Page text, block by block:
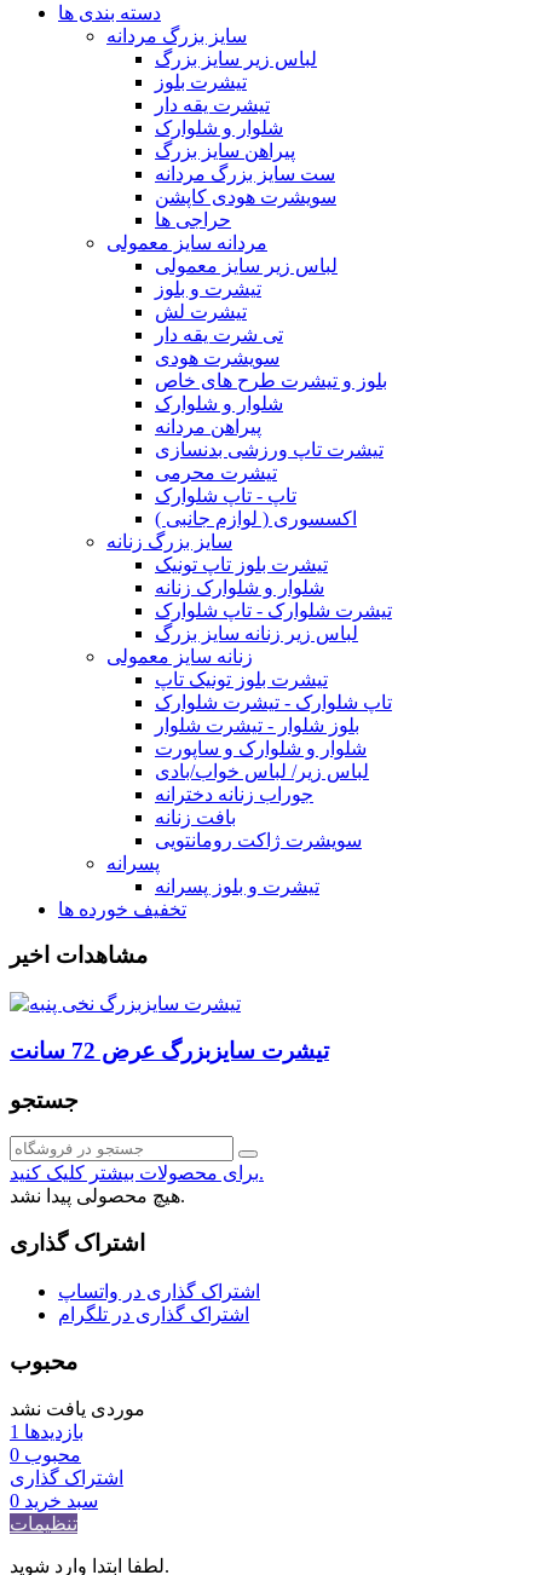
دسته بندی ها
سایز بزرگ مردانه
لباس زیر سایز بزرگ
تیشرت بلوز
تیشرت یقه دار
شلوار و شلوارک
پیراهن سایز بزرگ
ست سایز بزرگ مردانه
سویشرت هودی کاپشن
حراجی ها
مردانه سایز معمولی
لباس زیر سایز معمولی
تیشرت و بلوز
تیشرت لش
تی شرت یقه دار
سویشرت هودی
بلوز و تیشرت طرح های خاص
شلوار و شلوارک
پیراهن مردانه
تیشرت تاپ ورزشی بدنسازی
تیشرت محرمی
تاپ - تاپ شلوارک
اکسسوری ( لوازم جانبی )
سایز بزرگ زنانه
تیشرت بلوز تاپ تونیک
شلوار و شلوارک زنانه
تیشرت شلوارک - تاپ شلوارک
لباس زیر زنانه سایز بزرگ
زنانه سایز معمولی
تیشرت بلوز تونیک تاپ
تاپ شلوارک - تیشرت شلوارک
بلوز شلوار - تیشرت شلوار
شلوار و شلوارک و ساپورت
لباس زیر/ لباس خواب/بادی
جوراب زنانه دخترانه
بافت زنانه
سویشرت ژاکت رومانتویی
پسرانه
تیشرت و بلوز پسرانه
تخفیف خورده ها
مشاهدات اخیر
تیشرت سایزبزرگ عرض 72 سانت
جستجو
برای محصولات بیشتر کلیک کنید.
هیچ محصولی پیدا نشد.
اشتراک گذاری
اشتراک گذاری در واتساپ
اشتراک گذاری در تلگرام
محبوب
موردی یافت نشد
بازدیدها 1
محبوب 0
اشتراک گذاری
سبد خرید 0
تنظیمات
لطفا ابتدا وارد شوید.